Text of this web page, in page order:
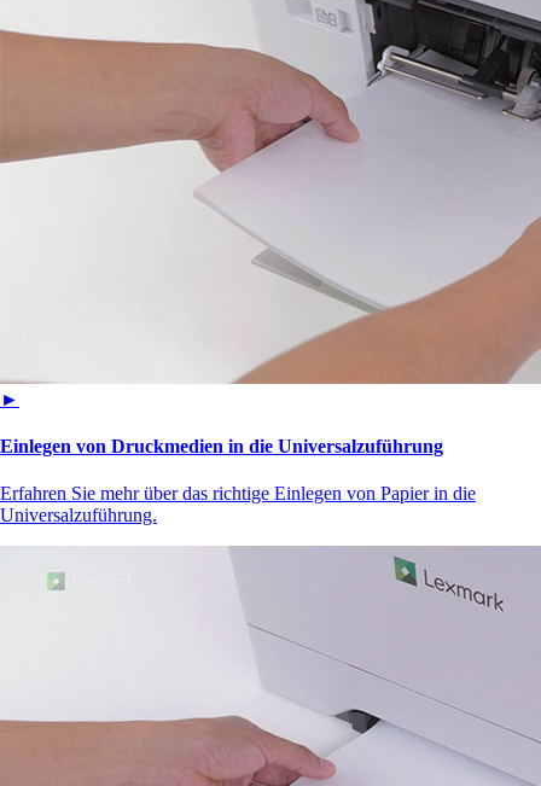
►
Einlegen von Druckmedien in die Universalzuführung
Erfahren Sie mehr über das richtige Einlegen von Papier in die
Universalzuführung.